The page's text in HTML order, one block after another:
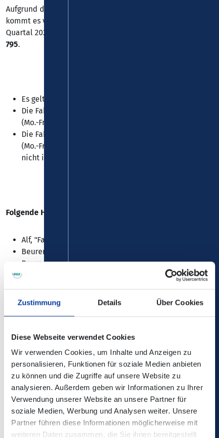
Zustimmung Details Über Cookies
Diese Webseite verwendet Cookies
Wir verwenden Cookies, um Inhalte und Anzeigen zu
personalisieren, Funktionen für soziale Medien anbieten
zu können und die Zugriffe auf unsere Website zu
analysieren. Außerdem geben wir Informationen zu Ihrer
Verwendung unserer Website an unsere Partner für
soziale Medien, Werbung und Analysen weiter. Unsere
Partner führen diese Informationen möglicherweise mit
weiteren Daten zusammen, die Sie ihnen bereitgestellt
Aufgrund der Vollsperrung zwischen Alf und Bad Bertrich,
kommt es vom 08.06.2026 bis voraussichtlich zum 01.
Quartal 2027 zu Einschränkungen bei den
795.
Es gelten Baustellenfahrpläne (siehe Dateianhang).
Die Fahrt 08:02 Uhr von Blankenrath nach Lutzerath
(Mo.-Fr.) endet während der Sperrung in Bad Bertrich.
Die Fahrt 10:14 Uhr von Lutzerath nach Hahn Flughafen
(Mo.-Fr.) beginnt um 10:18 Uhr in Bad Bertrich und
nicht in Lutzerath.
Folgende Haltestellen können nicht bedient werden:
Alf, "Fabrik"
Beuren (Eifel), "Pelzerhaus"
Beuren (Eifel), "Beurener Mühle"
Bad Bertrich, "Schwanenteich"
Die Änderungen sind in der elektronischen
Verbindungsauskunft enthalten!
Kontaktdaten:
SVG Scherer Verkehrs GmbH
Aktuelles – bkr mobility